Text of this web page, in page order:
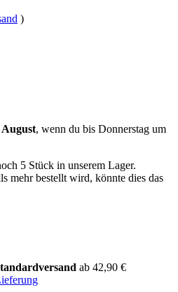
)
August, wenn du bis Donnerstag um
5 Stück in unserem Lager.
mehr bestellt wird, könnte dies das
ab 42,90 €